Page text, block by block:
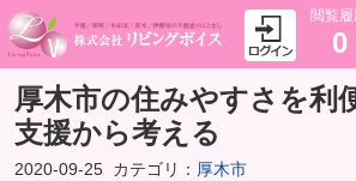
閲覧
0
厚木市の住みやすさを利
支援から考える
2020-09-25 カテゴリ： 厚木市